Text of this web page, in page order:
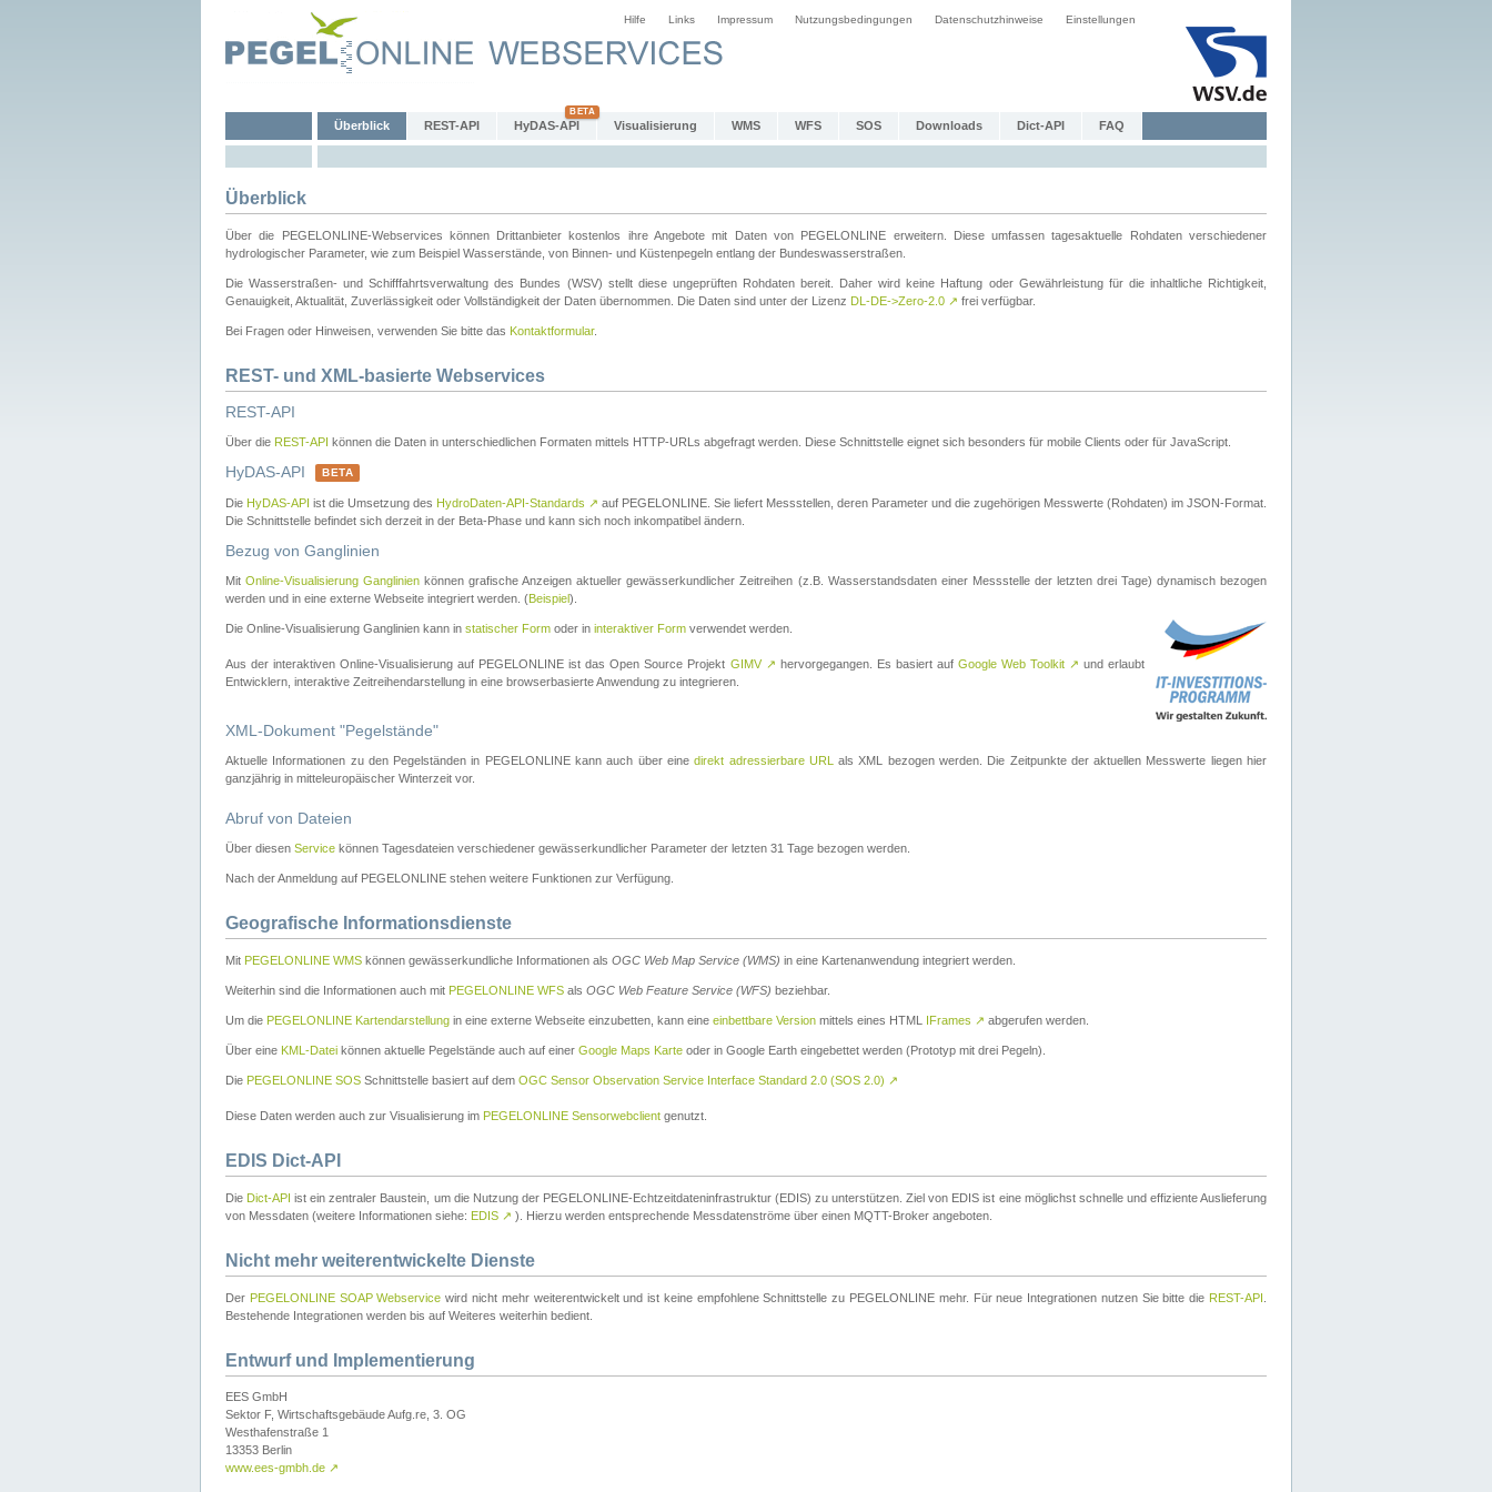
Hilfe Links Impressum Nutzungsbedingungen Datenschutzhinweise Einstellungen
Überblick REST-API HyDAS-API Visualisierung WMS WFS SOS Downloads Dict-API FAQ
Überblick
Über die PEGELONLINE-Webservices können Drittanbieter kostenlos ihre Angebote mit Daten von PEGELONLINE erweitern. Diese umfassen tagesaktuelle Rohdaten verschiedener
hydrologischer Parameter, wie zum Beispiel Wasserstände, von Binnen- und Küstenpegeln entlang der Bundeswasserstraßen.
Die Wasserstraßen- und Schifffahrtsverwaltung des Bundes (WSV) stellt diese ungeprüften Rohdaten bereit. Daher wird keine Haftung oder Gewährleistung für die inhaltliche Richtigkeit,
Genauigkeit, Aktualität, Zuverlässigkeit oder Vollständigkeit der Daten übernommen. Die Daten sind unter der Lizenz DL-DE->Zero-2.0 ↗ frei verfügbar.
Bei Fragen oder Hinweisen, verwenden Sie bitte das Kontaktformular.
REST- und XML-basierte Webservices
REST-API
Über die REST-API können die Daten in unterschiedlichen Formaten mittels HTTP-URLs abgefragt werden. Diese Schnittstelle eignet sich besonders für mobile Clients oder für JavaScript.
HyDAS-API BETA
Die HyDAS-API ist die Umsetzung des HydroDaten-API-Standards ↗ auf PEGELONLINE. Sie liefert Messstellen, deren Parameter und die zugehörigen Messwerte (Rohdaten) im JSON-Format.
Die Schnittstelle befindet sich derzeit in der Beta-Phase und kann sich noch inkompatibel ändern.
Bezug von Ganglinien
MitOnline-Visualisierung Ganglinien können grafische Anzeigen aktueller gewässerkundlicher Zeitreihen (z.B. Wasserstandsdaten einer Messstelle der letzten drei Tage) dynamisch bezogen
werden und in eine externe Webseite integriert werden. (Beispiel).
Die Online-Visualisierung Ganglinien kann in statischer Form oder in interaktiver Form verwendet werden.
Aus der interaktiven Online-Visualisierung auf PEGELONLINE ist das Open Source Projekt GIMV ↗ hervorgegangen. Es basiert auf Google Web Toolkit ↗ und erlaubt
Entwicklern, interaktive Zeitreihendarstellung in eine browserbasierte Anwendung zu integrieren.
XML-Dokument "Pegelstände"
Aktuelle Informationen zu den Pegelständen in PEGELONLINE kann auch über einedirekt adressierbare URL
als XML bezogen werden. Die Zeitpunkte der aktuellen Messwerte liegen hier
ganzjährig in mitteleuropäischer Winterzeit vor.
Abruf von Dateien
Über diesen Service können Tagesdateien verschiedener gewässerkundlicher Parameter der letzten 31 Tage bezogen werden.
Nach der Anmeldung auf PEGELONLINE stehen weitere Funktionen zur Verfügung.
Geografische Informationsdienste
Mit PEGELONLINE WMS können gewässerkundliche Informationen als OGC Web Map Service (WMS) in eine Kartenanwendung integriert werden.
Weiterhin sind die Informationen auch mit PEGELONLINE WFS als OGC Web Feature Service (WFS) beziehbar.
Um die PEGELONLINE Kartendarstellung in eine externe Webseite einzubetten, kann eine einbettbare Version mittels eines HTML IFrames ↗ abgerufen werden.
Über eine KML-Datei können aktuelle Pegelstände auch auf einer Google Maps Karte oder in Google Earth eingebettet werden (Prototyp mit drei Pegeln).
Die PEGELONLINE SOS Schnittstelle basiert auf dem OGC Sensor Observation Service Interface Standard 2.0 (SOS 2.0) ↗
Diese Daten werden auch zur Visualisierung im PEGELONLINE Sensorwebclient genutzt.
EDIS Dict-API
Die Dict-API ist ein zentraler Baustein, um die Nutzung der PEGELONLINE-Echtzeitdateninfrastruktur (EDIS) zu unterstützen. Ziel von EDIS ist eine möglichst schnelle und effiziente Auslieferung
von Messdaten (weitere Informationen siehe: EDIS ↗ ). Hierzu werden entsprechende Messdatenströme über einen MQTT-Broker angeboten.
Nicht mehr weiterentwickelte Dienste
Der PEGELONLINE SOAP Webservice wird nicht mehr weiterentwickelt und ist keine empfohlene Schnittstelle zu PEGELONLINE mehr. Für neue Integrationen nutzen Sie bitte die REST-API
Bestehende Integrationen werden bis auf Weiteres weiterhin bedient.
Entwurf und Implementierung
EES GmbH
Sektor F, Wirtschaftsgebäude Aufg.re, 3. OG
Westhafenstraße 1
13353 Berlin
www.ees-gmbh.de ↗